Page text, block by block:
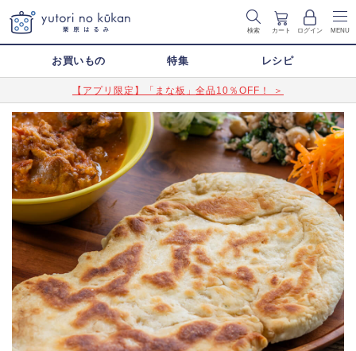
検索 カート ログイン MENU
お買いもの 特集 レシピ
【アプリ限定】「まな板」全品10％OFF！ ＞